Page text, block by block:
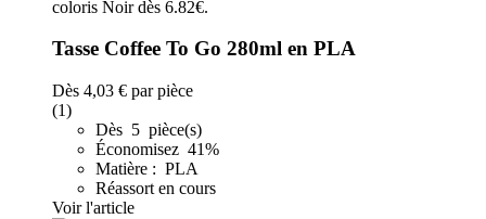
Tasse Coffee To Go 280ml en PLA
Dès 4,03 € par pièce
(1)
Dès 5 pièce(s)
Économisez 41%
Matière : PLA
Réassort en cours
Voir l'article